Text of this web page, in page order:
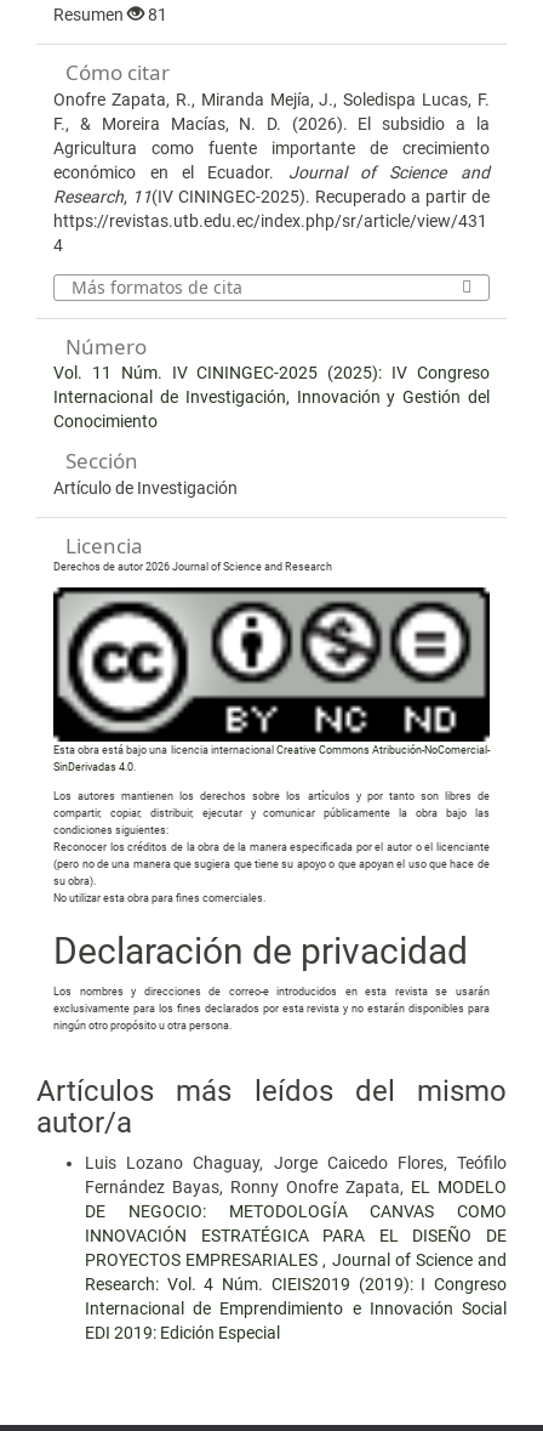
Resumen 81
Cómo citar
Onofre Zapata, R., Miranda Mejía, J., Soledispa Lucas, F.
F., & Moreira Macías, N. D. (2026). El subsidio a la
Agricultura como fuente importante de crecimiento
económico en el Ecuador. Journal of Science and
Research, 11(IV CININGEC-2025). Recuperado a partir de
https://revistas.utb.edu.ec/index.php/sr/article/view/431
4
Más formatos de cita
Número
Vol. 11 Núm. IV CININGEC-2025 (2025): IV Congreso
Internacional de Investigación, Innovación y Gestión del
Conocimiento
Sección
Artículo de Investigación
Licencia
Derechos de autor 2026 Journal of Science and Research
Esta obra está bajo una licencia internacionalCreative Commons Atribución-NoComercial-
SinDerivadas 4.0
Los autores mantienen los derechos sobre los artículos y por tanto son libres de
compartir, copiar, distribuir, ejecutar y comunicar públicamente la obra bajo las
condiciones siguientes:
Reconocer los créditos de la obra de la manera especificada por el autor o el licenciante
(pero no de una manera que sugiera que tiene su apoyo o que apoyan el uso que hace de
su obra).
No utilizar esta obra para fines comerciales.
Declaración de privacidad
Los nombres y direcciones de correo-e introducidos en esta revista se usarán
exclusivamente para los fines declarados por esta revista y no estarán disponibles para
ningún otro propósito u otra persona.
Artículos más leídos del mismo
autor/a
Luis Lozano Chaguay, Jorge Caicedo Flores, Teófilo
Fernández Bayas, Ronny Onofre Zapata, EL MODELO
DE NEGOCIO: METODOLOGÍA CANVAS COMO
INNOVACIÓN ESTRATÉGICA PARA EL DISEÑO DE
PROYECTOS EMPRESARIALES , Journal of Science and
Research: Vol. 4 Núm. CIEIS2019 (2019): I Congreso
Internacional de Emprendimiento e Innovación Social
EDI 2019: Edición Especial